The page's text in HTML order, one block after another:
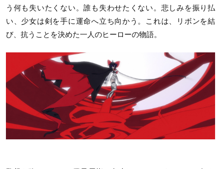
う何も失いたくない。誰も失わせたくない。悲しみを振り払
い、少女は剣を手に運命へ立ち向かう。これは、リボンを結
び、抗うことを決めた一人のヒーローの物語。